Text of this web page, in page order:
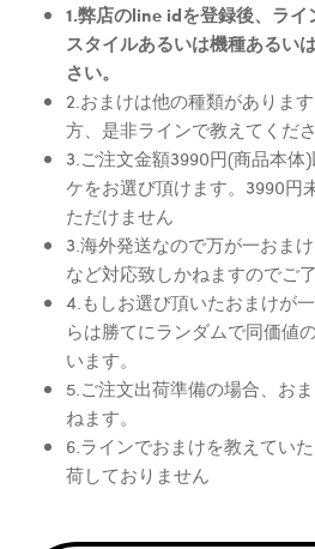
1.弊店のline idを登録後、ラ
スタイルあるいは機種あるい
さい。
2.おまけは他の種類がありま
方、是非ラインで教えてくださ
3.ご注文金額3990円(商品本体
ケをお選び頂けます。3990円
ただけません
3.海外発送なので万が一おま
など対応致しかねますのでご
4.もしお選び頂いたおまけが
らは勝てにランダムで同価値
います。
5.ご注文出荷準備の場合、お
ねます。
6.ラインでおまけを教えてい
荷しておりません